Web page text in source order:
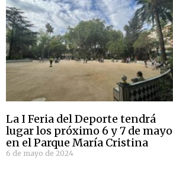
La I Feria del Deporte tendrá
lugar los próximo 6 y 7 de mayo
en el Parque María Cristina
6 de mayo de 2024